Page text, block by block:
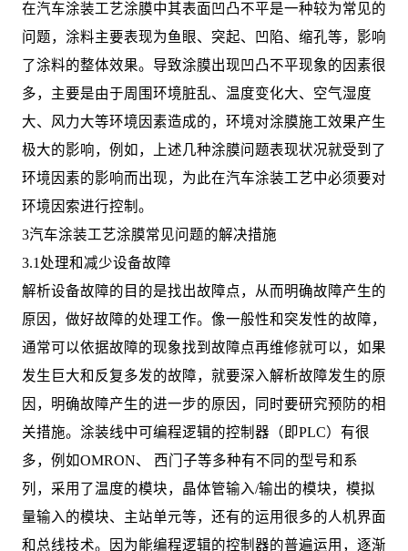
在汽车涂装工艺涂膜中其表面凹凸不平是一种较为常见的
问题，涂料主要表现为鱼眼、突起、凹陷、缩孔等，影响
了涂料的整体效果。导致涂膜出现凹凸不平现象的因素很
多，主要是由于周围环境脏乱、温度变化大、空气湿度
大、风力大等环境因素造成的，环境对涂膜施工效果产生
极大的影响，例如，上述几种涂膜问题表现状况就受到了
环境因素的影响而出现，为此在汽车涂装工艺中必须要对
环境因索进行控制。
3汽车涂装工艺涂膜常见问题的解决措施
3.1处理和减少设备故障
解析设备故障的目的是找出故障点，从而明确故障产生的
原因，做好故障的处理工作。像一般性和突发性的故障，
通常可以依据故障的现象找到故障点再维修就可以，如果
发生巨大和反复多发的故障，就要深入解析故障发生的原
因，明确故障产生的进一步的原因，同时要研究预防的相
关措施。涂装线中可编程逻辑的控制器（即PLC）有很
多，例如OMRON、 西门子等多种有不同的型号和系
列，采用了温度的模块，晶体管输入/输出的模块，模拟
量输入的模块、主站单元等，还有的运用很多的人机界面
和总线技术。因为能编程逻辑的控制器的普遍运用，逐渐